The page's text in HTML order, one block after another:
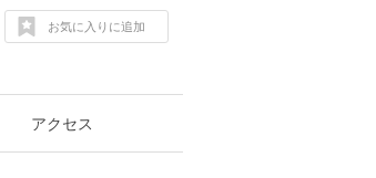
お気に入りに追加
アクセス